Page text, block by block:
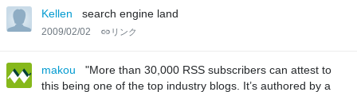
Kellen search engine land
2009/02/02 リンク
makou
"More than 30,000 RSS subscribers can attest to
this being one of the top industry blogs. It’s authored by a